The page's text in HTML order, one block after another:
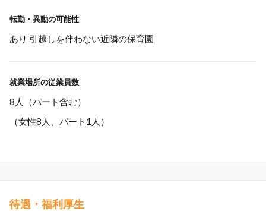
転勤・異動の可能性
あり 引越しを伴わない近隣の保育園
就業場所の従業員数
8人（パート含む）
（女性8人、パート1人）
待遇・福利厚生